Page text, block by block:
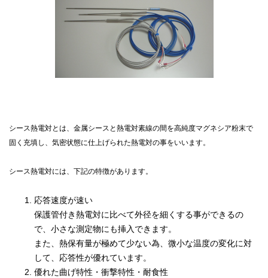
シース熱電対とは、金属シースと熱電対素線の間を高純度マグネシア粉末で
固く充填し、気密状態に仕上げられた熱電対の事をいいます。
シース熱電対には、下記の特徴があります。
応答速度が速い
保護管付き熱電対に比べて外径を細くする事ができるの
で、小さな測定物にも挿入できます。
また、熱保有量が極めて少ない為、微小な温度の変化に対
して、応答性が優れています。
優れた曲げ特性・衝撃特性・耐食性